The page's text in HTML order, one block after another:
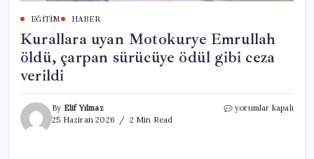
EĞITIM HABER
Kurallara uyan Motokurye Emrullah
öldü, çarpan sürücüye ödül gibi ceza
verildi
By Elif Yılmaz
25 Haziran 2026
2 Min Read
Kurallara
yorumlar kapalı